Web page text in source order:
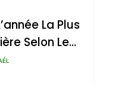
La Plus
Selon Le